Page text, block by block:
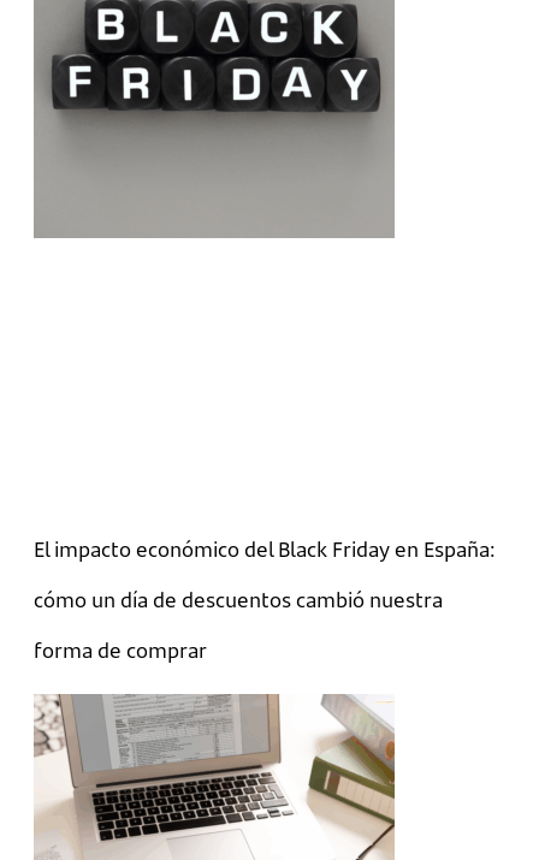
El impacto económico del Black Friday en España:
cómo un día de descuentos cambió nuestra
forma de comprar